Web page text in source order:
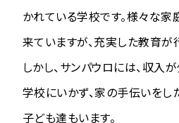
かれている学校です。様々な
来ていますが、充実した教育が
しかし、サンパウロには、収入
学校にいかず、家の手伝いをし
子ども達もいます。